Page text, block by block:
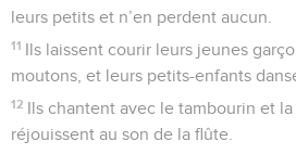
leurs petits et n’en perdent aucun.
11 Ils laissent courir leurs jeunes
moutons, et leurs petits-enfants
12 Ils chantent avec le tambourin et
réjouissent au son de la flûte.